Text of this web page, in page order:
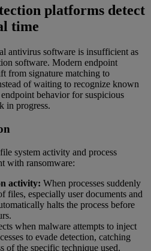
platforms detect
time
antivirus software is insufficient as
software. Modern endpoint
from signature matching to
of waiting to recognize known
behavior for suspicious
in progress.
system activity and process
with ransomware:
activity: When processes suddenly
files, especially user documents and
halts the process before
when malware attempts to inject
to evade detection, catching
of the specific technique used.